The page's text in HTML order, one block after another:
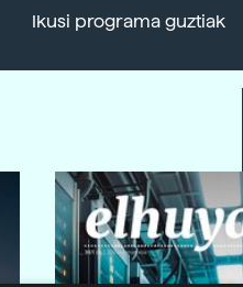
Ikusi programa guztiak